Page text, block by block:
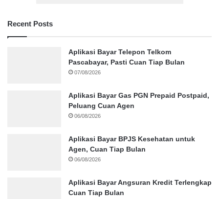
Recent Posts
Aplikasi Bayar Telepon Telkom
Pascabayar, Pasti Cuan Tiap Bulan
07/08/2026
Aplikasi Bayar Gas PGN Prepaid Postpaid,
Peluang Cuan Agen
06/08/2026
Aplikasi Bayar BPJS Kesehatan untuk
Agen, Cuan Tiap Bulan
06/08/2026
Aplikasi Bayar Angsuran Kredit Terlengkap
Cuan Tiap Bulan